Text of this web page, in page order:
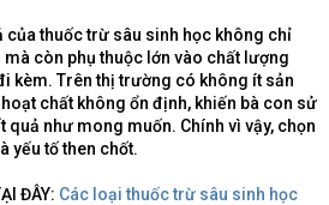
của thuốc trừ sâu sinh học không chỉ
mà còn phụ thuộc lớn vào chất lượng
kèm. Trên thị trường có không ít sản
chất không ổn định, khiến bà con sử
như mong muốn. Chính vì vậy, chọn
yếu tố then chốt.
ĐÂY: Các loại thuốc trừ sâu sinh học